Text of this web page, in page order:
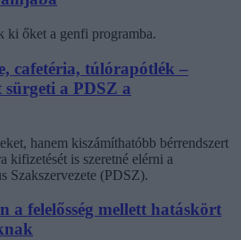
ki őket a genfi programba.
cafetéria, túlórapótlék –
sürgeti a PDSZ a
hanem kiszámíthatóbb bérrendszert
kifizetését is szeretné elérni a
Szakszervezete (PDSZ).
a felelősség mellett hatáskört